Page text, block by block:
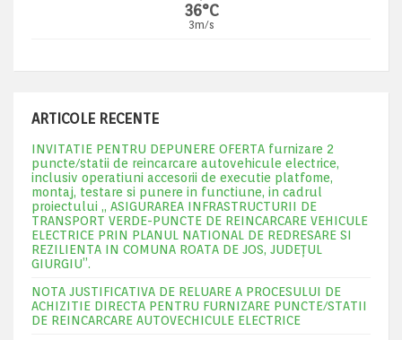
36°C
3m/s
ARTICOLE RECENTE
INVITATIE PENTRU DEPUNERE OFERTA furnizare 2
puncte/statii de reincarcare autovehicule electrice,
inclusiv operatiuni accesorii de executie platfome,
montaj, testare si punere in functiune, in cadrul
proiectului „ ASIGURAREA INFRASTRUCTURII DE
TRANSPORT VERDE-PUNCTE DE REINCARCARE VEHICULE
ELECTRICE PRIN PLANUL NATIONAL DE REDRESARE SI
REZILIENTA IN COMUNA ROATA DE JOS, JUDEŢUL
GIURGIU”.
NOTA JUSTIFICATIVA DE RELUARE A PROCESULUI DE
ACHIZITIE DIRECTA PENTRU FURNIZARE PUNCTE/STATII
DE REINCARCARE AUTOVECHICULE ELECTRICE